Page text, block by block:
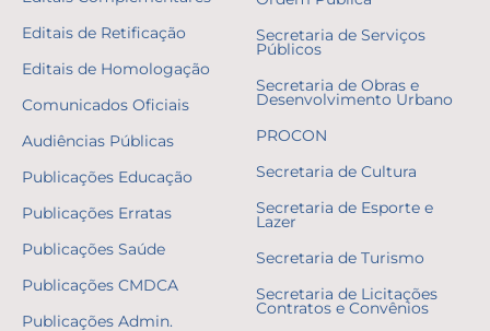
Editais de Retificação
Editais de Homologação
Comunicados Oficiais
Audiências Públicas
Publicações Educação
Publicações Erratas
Publicações Saúde
Publicações CMDCA
Publicações Admin.
Secretaria de Serviços
Públicos
Secretaria de Obras e
Desenvolvimento Urbano
PROCON
Secretaria de Cultura
Secretaria de Esporte e
Lazer
Secretaria de Turismo
Secretaria de Licitações
Contratos e Convênios